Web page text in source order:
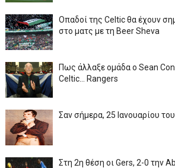
Οπαδοί της Celtic θα έχουν
στο ματς με τη Beer Sheva
Πως άλλαξε ομάδα ο Sean
Celtic... Rangers
Σαν σήμερα, 25 Ιανουαρίου
Στη 2η θέση οι Gers, 2-0 την